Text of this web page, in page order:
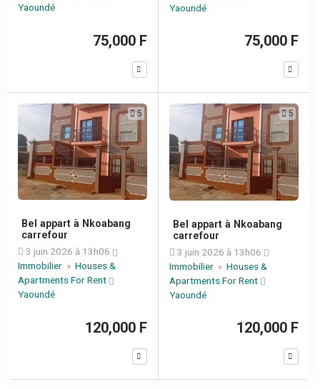
Yaoundé
75,000 F
Yaoundé
75,000 F
5
Bel appart à Nkoabang
carrefour
3 juin 2026 à 13h06
Immobilier » Houses &
Apartments For Rent
Yaoundé
120,000 F
5
Bel appart à Nkoabang
carrefour
3 juin 2026 à 13h06
Immobilier » Houses &
Apartments For Rent
Yaoundé
120,000 F